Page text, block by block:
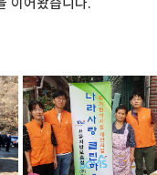
이어왔습니다.